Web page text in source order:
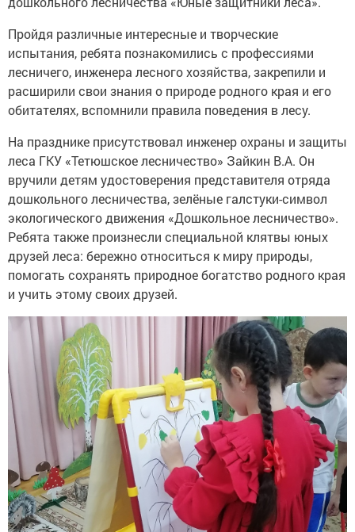
Пройдя различные интересные и творческие
испытания, ребята познакомились с профессиями
лесничего, инженера лесного хозяйства, закрепили и
расширили свои знания о природе родного края и его
обитателях, вспомнили правила поведения в лесу.
На празднике присутствовал инженер охраны и защиты
леса ГКУ «Тетюшское лесничество» Зайкин В.А. Он
вручили детям удостоверения представителя отряда
дошкольного лесничества, зелёные галстуки-символ
экологического движения «Дошкольное лесничество».
Ребята также произнесли специальной клятвы юных
друзей леса: бережно относиться к миру природы,
помогать сохранять природное богатство родного края
и учить этому своих друзей.